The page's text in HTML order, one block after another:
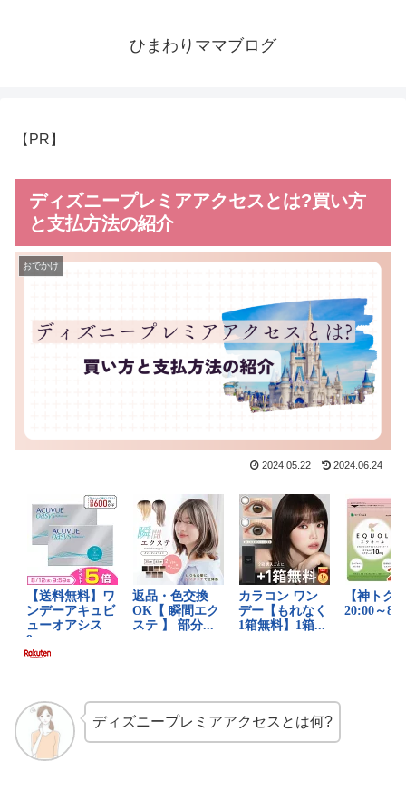
ひまわりママブログ
【PR】
ディズニープレミアアクセスとは?買い方
と支払方法の紹介
おでかけ
2024.05.22 2024.06.24
ディズニープレミアアクセスとは何?